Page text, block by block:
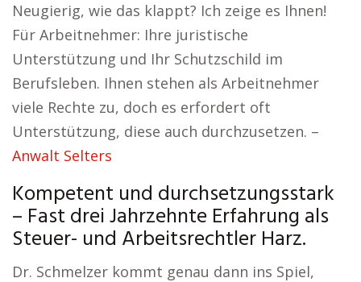
Neugierig, wie das klappt? Ich zeige es Ihnen!
Für Arbeitnehmer: Ihre juristische
Unterstützung und Ihr Schutzschild im
Berufsleben. Ihnen stehen als Arbeitnehmer
viele Rechte zu, doch es erfordert oft
Unterstützung, diese auch durchzusetzen. –
Anwalt Selters
Kompetent und durchsetzungsstark
– Fast drei Jahrzehnte Erfahrung als
Steuer- und Arbeitsrechtler Harz.
Dr. Schmelzer kommt genau dann ins Spiel,